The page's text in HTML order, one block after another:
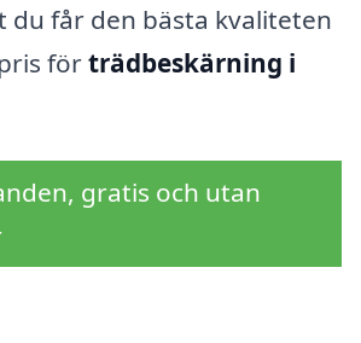
du får den bästa kvaliteten
förträdbeskärning i
gratis och utan